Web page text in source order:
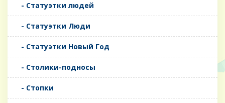
- Статуэтки людей
- Статуэтки Люди
- Статуэтки Новый Год
- Столики-подносы
- Стопки